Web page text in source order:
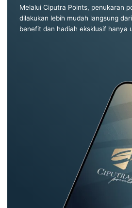
Melalui Ciputra Points, penukaran
dilakukan lebih mudah langsung
benefit dan hadiah eksklusif hanya